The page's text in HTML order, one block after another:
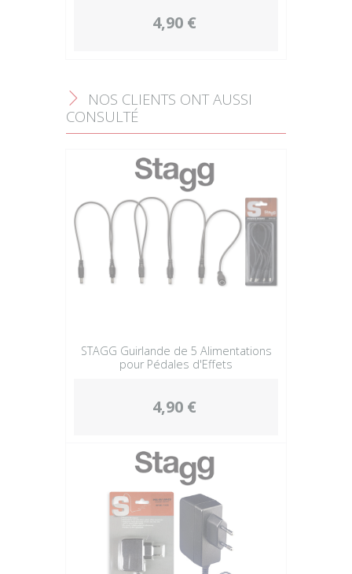
4,90 €
F
NOS CLIENTS ONT AUSSI
CONSULTÉ
STAGG Guirlande de 5 Alimentations
pour Pédales d'Effets
4,90 €